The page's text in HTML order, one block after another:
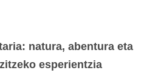
natura, abentura eta
esperientzia